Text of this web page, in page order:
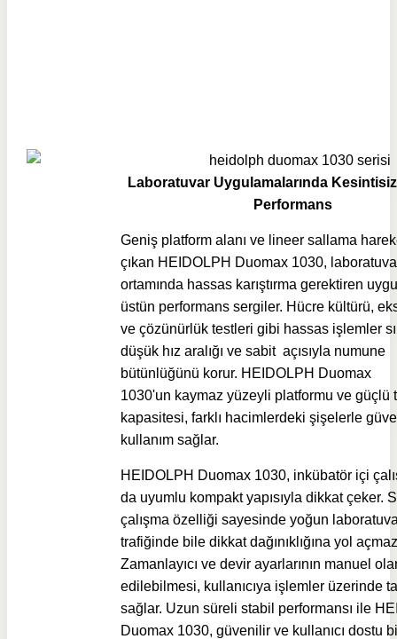
Laboratuvar Uygulamalarında
Performans
Geniş platform alanı ve lineer sallama
çıkan HEIDOLPH Duomax 1030,
ortamında hassas karıştırma gerektiren
üstün performans sergiler. Hücre kültürü,
ve çözünürlük testleri gibi hassas işlemler
düşük hız aralığı ve sabit açısıyla numune
bütünlüğünü korur. HEIDOLPH Duomax
1030'un kaymaz yüzeyli platformu ve güçlü
kapasitesi, farklı hacimlerdeki şişelerle
kullanım sağlar.
HEIDOLPH Duomax 1030, inkübatör içi
da uyumlu kompakt yapısıyla dikkat çeker.
çalışma özelliği sayesinde yoğun
trafiğinde bile dikkat dağınıklığına yol
Zamanlayıcı ve devir ayarlarının manuel
edilebilmesi, kullanıcıya işlemler üzerinde
sağlar. Uzun süreli stabil performansı ile
Duomax 1030, güvenilir ve kullanıcı dostu